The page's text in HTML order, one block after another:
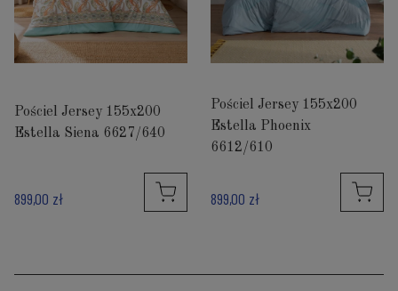
Pościel Jersey 155x200
Estella Siena 6627/640
899,00 zł
Pościel Jersey 155x200
Estella Phoenix
6612/610
899,00 zł